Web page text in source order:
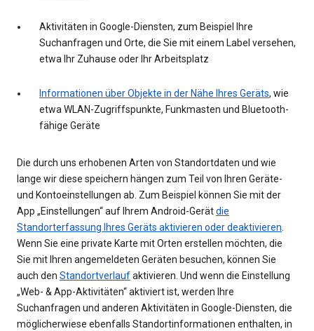
Aktivitäten in Google-Diensten, zum Beispiel Ihre
Suchanfragen und Orte, die Sie mit einem Label versehen,
etwa Ihr Zuhause oder Ihr Arbeitsplatz
Informationen über Objekte in der Nähe Ihres Geräts, wie
etwa WLAN-Zugriffspunkte, Funkmasten und Bluetooth-
fähige Geräte
Die durch uns erhobenen Arten von Standortdaten und wie
lange wir diese speichern hängen zum Teil von Ihren Geräte-
und Kontoeinstellungen ab. Zum Beispiel können Sie mit der
App „Einstellungen“ auf Ihrem Android-Gerätdie
Standorterfassung Ihres Geräts aktivieren oder deaktivieren.
Wenn Sie eine private Karte mit Orten erstellen möchten, die
Sie mit Ihren angemeldeten Geräten besuchen, können Sie
auch den Standortverlaufaktivieren. Und wenn die Einstellung
„Web- & App-Aktivitäten“ aktiviert ist, werden Ihre
Suchanfragen und anderen Aktivitäten in Google-Diensten, die
möglicherwiese ebenfalls Standortinformationen enthalten, in